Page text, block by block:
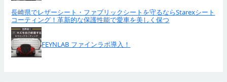
長崎県でレザーシート・ファブリックシートを守るならStarexシート
コーティング！革新的な保護性能で愛車を美しく保つ
FEYNLAB ファインラボ導入！